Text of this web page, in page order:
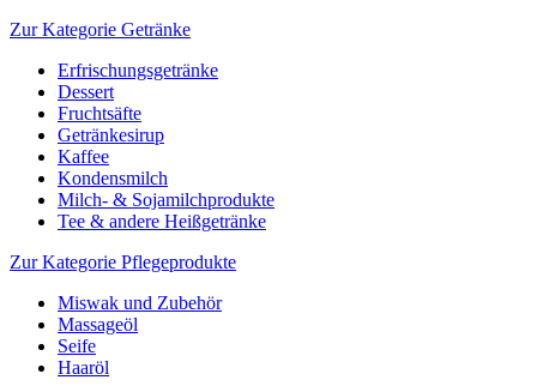
Zur Kategorie Getränke
Erfrischungsgetränke
Dessert
Fruchtsäfte
Getränkesirup
Kaffee
Kondensmilch
Milch- & Sojamilchprodukte
Tee & andere Heißgetränke
Zur Kategorie Pflegeprodukte
Miswak und Zubehör
Massageöl
Seife
Haaröl